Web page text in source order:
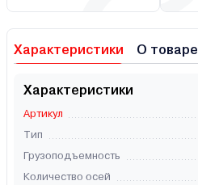
Характеристики О товаре
Характеристики
Артикул
Тип
Грузоподъемность
Количество осей